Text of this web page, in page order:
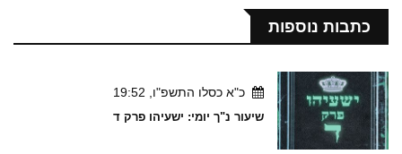
כתבות נוספות
כ"א כסלו התשפ"ו, 19:52
שיעור נ"ך יומי: ישעיהו פרק ד